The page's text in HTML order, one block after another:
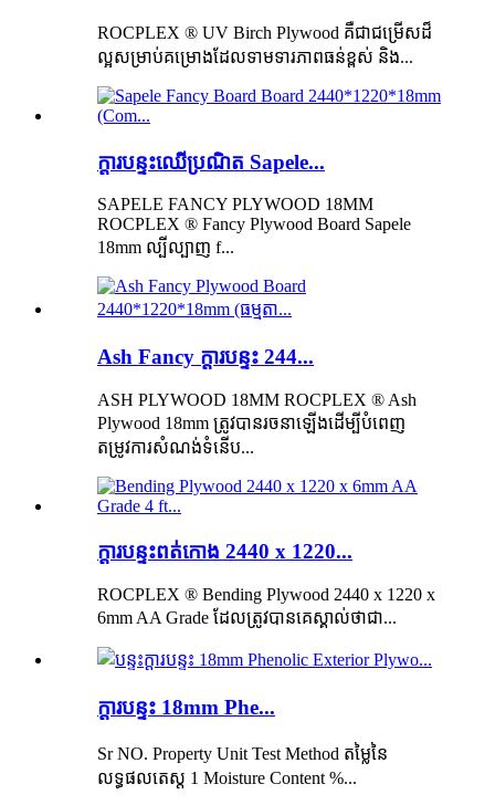
ROCPLEX ® UV Birch Plywood គឺជាជម្រើសដ៏
ល្អសម្រាប់គម្រោងដែលទាមទារភាពធន់ខ្ពស់ និង...
ក្តារបន្ទះឈើប្រណិត Sapele...
SAPELE FANCY PLYWOOD 18MM
ROCPLEX ® Fancy Plywood Board Sapele
18mm ល្បីល្បាញ f...
Ash Fancy ក្តារបន្ទះ 244...
ASH PLYWOOD 18MM ROCPLEX ® Ash
Plywood 18mm ត្រូវបានរចនាឡើងដើម្បីបំពេញ
តម្រូវការសំណង់ទំនើប...
ក្តារបន្ទះពត់កោង 2440 x 1220...
ROCPLEX ® Bending Plywood 2440 x 1220 x
6mm AA Grade ដែលត្រូវបានគេស្គាល់ថាជា...
ក្តារបន្ទះ 18mm Phe...
Sr NO. Property Unit Test Method តម្លៃនៃ
លទ្ធផលតេស្ត 1 Moisture Content %...